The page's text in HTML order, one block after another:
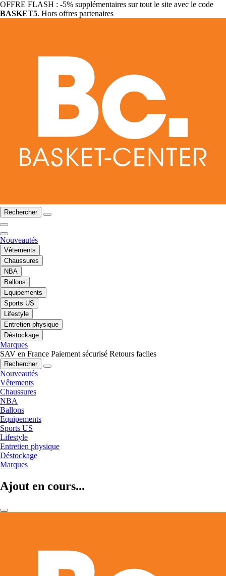
OFFRE FLASH : -5% supplémentaires sur tout le site avec le code
BASKET5. Hors offres partenaires
Rechercher
Nouveautés
Vêtements
Chaussures
NBA
Ballons
Equipements
Sports US
Lifestyle
Entretien physique
Déstockage
Marques
SAV en France Paiement sécurisé Retours faciles
Rechercher
Nouveautés
Vêtements
Chaussures
NBA
Ballons
Equipements
Sports US
Lifestyle
Entretien physique
Déstockage
Marques
Ajout en cours...